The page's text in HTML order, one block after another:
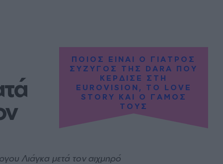
ΠΟΙΟΣ ΕΙΝΑΙ Ο ΓΙΑΤΡΟΣ
ΣΥΖΥΓΟΣ ΤΗΣ DARA ΠΟΥ
ΚΕΡΔΙΣΕ ΣΤΗ
EUROVISION, ΤΟ LOVE
STORY ΚΑΙ Ο ΓΑΜΟΣ
ΤΟΥΣ
Λιάγκα μετά τον αιχμηρό